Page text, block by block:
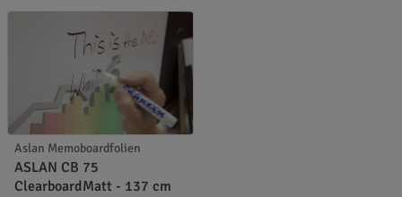
Aslan Memoboardfolien
ASLAN CB 75
ClearboardMatt - 137 cm